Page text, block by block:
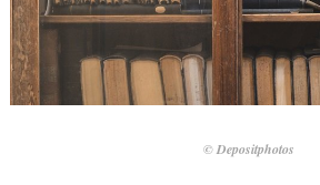
© Depositphotos